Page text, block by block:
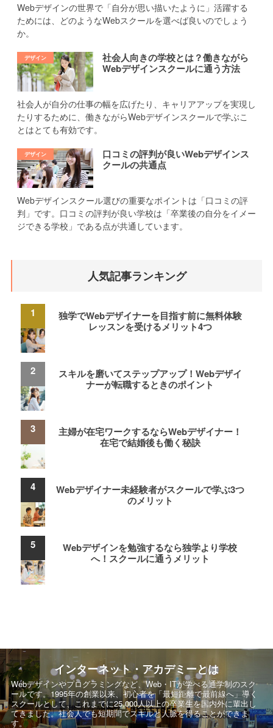
Webデザインの世界で「自分が思い描いたように」活躍する
ためには、どのようなWebスクールを選べば良いのでしょう
か。
社会人向きの学校とは？働きながら
Webデザインスクールに通う方法
社会人が自分の仕事の幅を広げたり、キャリアアップを実現し
たりするために、働きながらWebデザインスクールで学ぶこ
とはとても有効です。
口コミの評判が良いWebデザインス
クールの共通点
Webデザインスクール選びの重要なポイントは「口コミの評
判」です。口コミの評判が良い学校は「卒業後の自分をイメー
ジできる学校」である点が共通しています。
人気記事ランキング
独学でWebデザイナーを目指す前に無料体験
レッスンを受けるメリット4つ
スキルを磨いてステップアップ！Webデザイ
ナーが転職するときのポイント
主婦が在宅ワークするならWebデザイナー！
在宅で結婚後も働く秘訣
Webデザイナー未経験者がスクールで学ぶ3つ
のメリット
Webデザインを勉強するなら独学より学校
へ！スクールに通うメリット
インターネット・アカデミーとは
Webデザインやプログラミングなど、Web・ITが学べる通学制のスク
ールです。1995年の創業以来、初心者を「最短距離で最前線へ」導く
スクールとして、これまでに25,000人以上の卒業生を国内外に輩出し
てきました。社会人でも短期間でスキルと人脈を得ることができま
す。